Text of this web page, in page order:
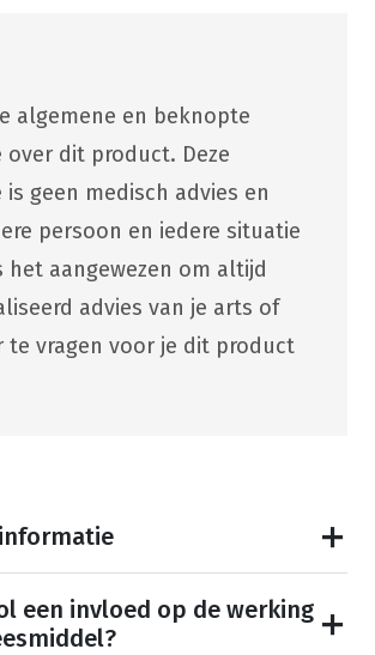
algemene en beknopte
dit product. Deze
geen medisch advies en
persoon en iedere situatie
het aangewezen om altijd
advies van je arts of
te vragen voor je dit product
een invloed op de werking